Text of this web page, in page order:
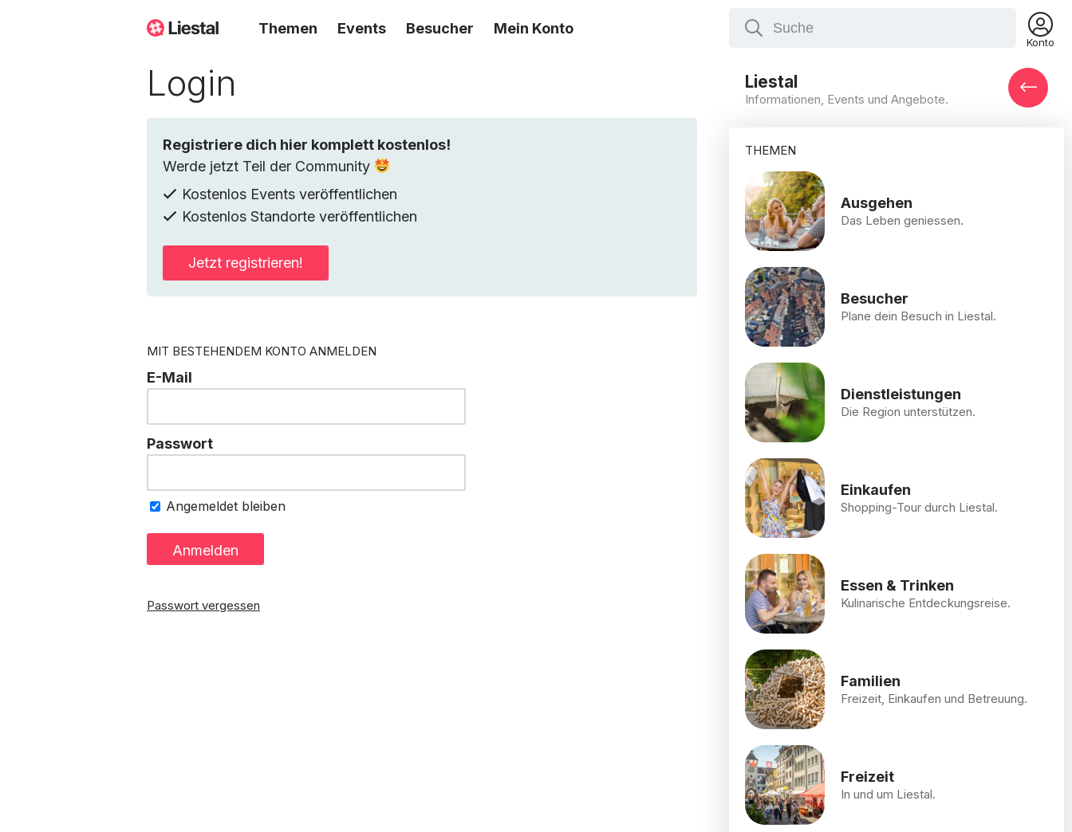
Themen Events Besucher Mein Konto
Konto
Login
Registriere dich hier komplett kostenlos!
Werde jetzt Teil der Community
Kostenlos Events veröffentlichen
Kostenlos Standorte veröffentlichen
Jetzt registrieren!
MIT BESTEHENDEM KONTO ANMELDEN
E-Mail
Passwort
Angemeldet bleiben
Passwort vergessen
Liestal
Informationen, Events und Angebote.
THEMEN
Ausgehen
Das Leben geniessen.
Besucher
Plane dein Besuch in Liestal.
Dienstleistungen
Die Region unterstützen.
Einkaufen
Shopping-Tour durch Liestal.
Essen & Trinken
Kulinarische Entdeckungsreise.
Familien
Freizeit, Einkaufen und Betreuung.
Freizeit
In und um Liestal.